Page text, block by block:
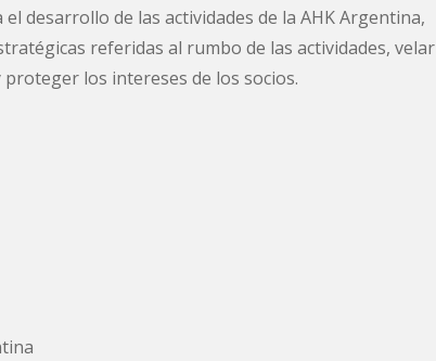
desarrollo de las actividades de la AHK Argentina,
referidas al rumbo de las actividades, velar
los intereses de los socios.